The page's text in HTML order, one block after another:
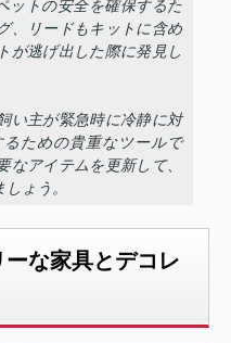
ットの安全を確保するた
、リードもキットに含め
が逃げ出した際に発見し
い主が緊急時に冷静に対
ための貴重なツールで
なアイテムを更新して、
ょう。
な家具とデコレ